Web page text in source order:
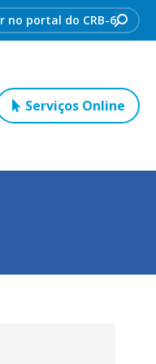
Serviços Online